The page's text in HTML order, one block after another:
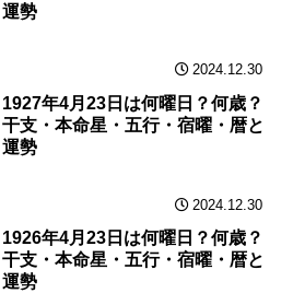
運勢
2024.12.30
1927年4月23日は何曜日？何歳？
干支・本命星・五行・宿曜・暦と
運勢
2024.12.30
1926年4月23日は何曜日？何歳？
干支・本命星・五行・宿曜・暦と
運勢